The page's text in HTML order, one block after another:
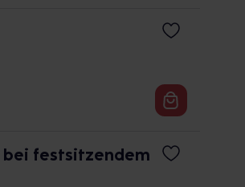
festsitzendem